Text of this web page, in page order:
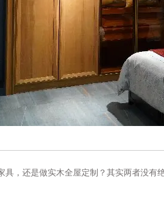
，还是做实木全屋定制？其实两者没